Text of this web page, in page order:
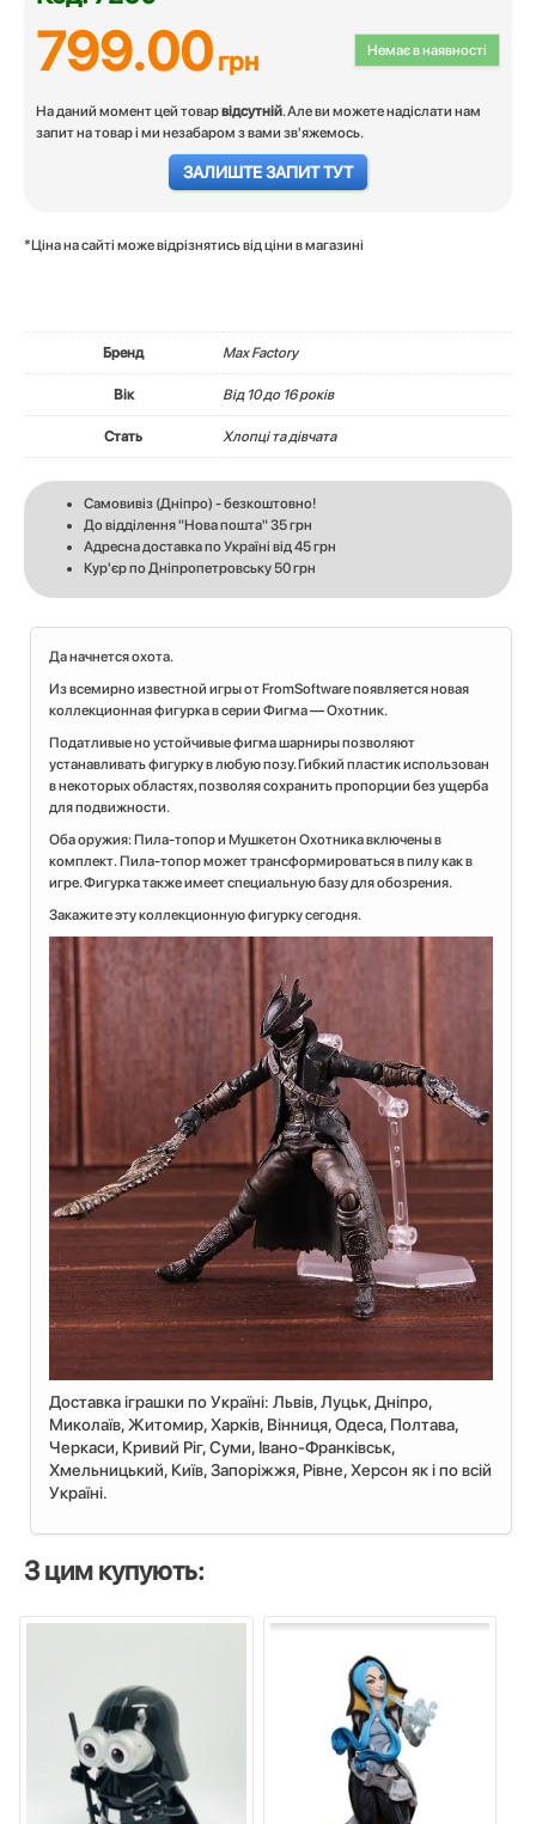
Немає в наявності
799.00грн
На даний момент цей товарвідсутній. Але ви можете надіслати нам
запит на товар і ми незабаром з вами зв'яжемось.
ЗАЛИШТЕ ЗАПИТ ТУТ
*Ціна на сайті може відрізнятись від ціни в магазині
Бренд Max Factory
Вік Вiд 10 до 16 років
Стать Хлопці та дівчата
Самовивіз (Дніпро) - безкоштовно!
До відділення "Нова пошта" 35 грн
Адресна доставка по Україні від 45 грн
Кур'єр по Дніпропетровську 50 грн
Да начнется охота.
Из всемирно известной игры от FromSoftware появляется новая
коллекционная фигурка в серии Фигма — Охотник.
Податливые но устойчивые фигма шарниры позволяют
устанавливать фигурку в любую позу. Гибкий пластик использован
в некоторых областях, позволяя сохранить пропорции без ущерба
для подвижности.
Оба оружия: Пила-топор и Мушкетон Охотника включены в
комплект. Пила-топор может трансформироваться в пилу как в
игре. Фигурка также имеет специальную базу для обозрения.
Закажите эту коллекционную фигурку сегодня.
Доставка іграшки по Україні: Львiв, Луцьк, Дніпро,
Миколаїв, Житомир, Харків, Вінниця, Одеса, Полтава,
Черкаси, Кривий Ріг, Суми, Івано-Франківськ,
Хмельницький, Київ, Запоріжжя, Рівне, Херсон як і по всій
Україні.
З цим купують: